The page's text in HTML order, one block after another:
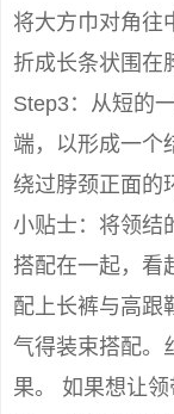
将大方巾对角往
折成长条状围在
Step3：从短的
端，以形成一个
绕过脖颈正面的
小贴士：将领结
搭配在一起，看
配上长裤与高跟
气得装束搭配。
果。 如果想让